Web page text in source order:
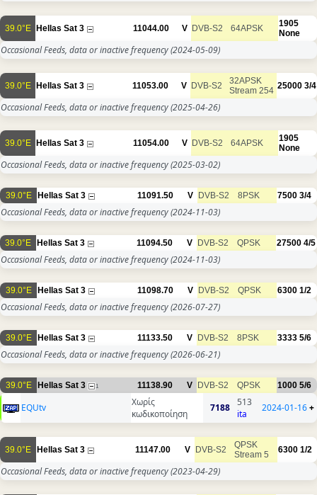
39.0°E Hellas Sat 3 11044.00 V DVB-S2 64APSK
1905
None
Occasional Feeds, data or inactive frequency(2024-05-09)
39.0°E Hellas Sat 3 11053.00 V DVB-S2
32APSK
Stream 254 25000 3/4
Occasional Feeds, data or inactive frequency(2025-04-26)
39.0°E Hellas Sat 3 11054.00 V DVB-S2 64APSK
1905
None
Occasional Feeds, data or inactive frequency(2025-03-02)
39.0°E Hellas Sat 3 11091.50 V DVB-S2 8PSK 7500 3/4
Occasional Feeds, data or inactive frequency(2024-11-03)
39.0°E Hellas Sat 3 11094.50 V DVB-S2 QPSK 27500 4/5
Occasional Feeds, data or inactive frequency(2024-11-03)
39.0°E Hellas Sat 3 11098.70 V DVB-S2 QPSK 6300 1/2
Occasional Feeds, data or inactive frequency(2026-07-27)
39.0°E Hellas Sat 3 11133.50 V DVB-S2 8PSK 3333 5/6
Occasional Feeds, data or inactive frequency(2026-06-21)
39.0°E Hellas Sat 3 1 11138.90 V DVB-S2 QPSK 1000 5/6
EQUtv
Χωρίς
κωδικοποίηση
7188
513
ita
2024-01-16+
39.0°E Hellas Sat 3 11147.00 V DVB-S2
QPSK
Stream 5
6300 1/2
Occasional Feeds, data or inactive frequency(2023-04-29)